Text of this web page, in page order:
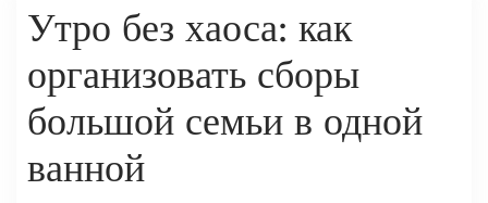
Утро без хаоса: как
организовать сборы
большой семьи в одной
ванной